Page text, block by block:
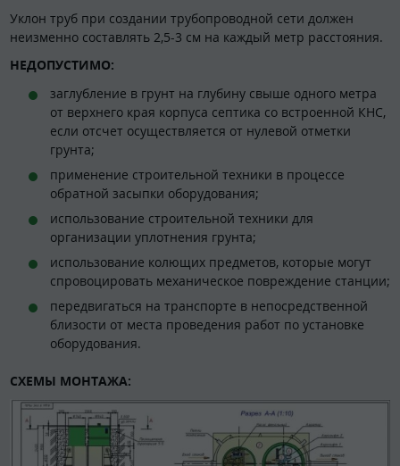
Уклон труб при создании трубопроводной сети должен
неизменно составлять 2,5-3 см на каждый метр расстояния.
НЕДОПУСТИМО:
заглубление в грунт на глубину свыше одного метра
от верхнего края корпуса септика со встроенной КНС,
если отсчет осуществляется от нулевой отметки
грунта;
применение строительной техники в процессе
обратной засыпки оборудования;
использование строительной техники для
организации уплотнения грунта;
использование колющих предметов, которые могут
спровоцировать механическое повреждение станции;
передвигаться на транспорте в непосредственной
близости от места проведения работ по установке
оборудования.
СХЕМЫ МОНТАЖА: